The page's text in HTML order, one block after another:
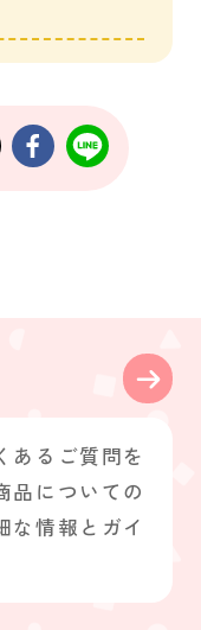
あるご質問を
品についての
な情報とガイ